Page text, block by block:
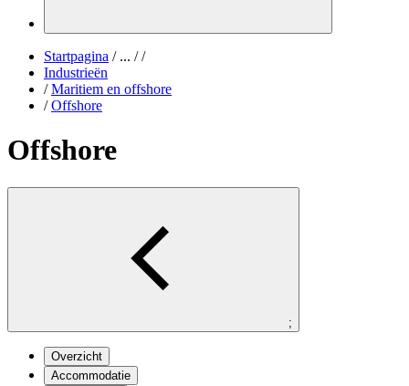
Startpagina /... / /
Industrieën
/ Maritiem en offshore
/ Offshore
Offshore
;
Overzicht
Accommodatie